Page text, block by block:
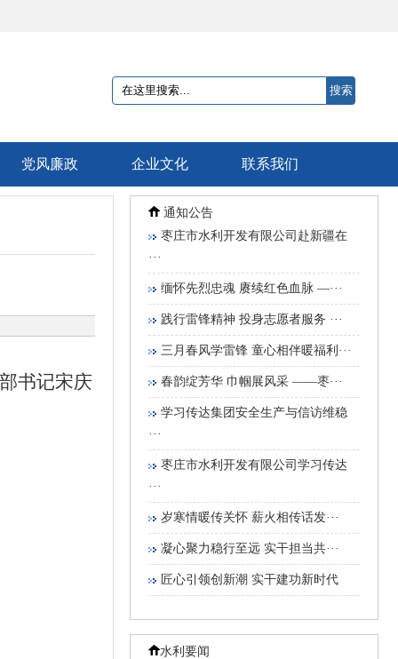
搜索
党风廉政 企业文化 联系我们
书记宋庆
通知公告
枣庄市水利开发有限公司赴新疆在
···
缅怀先烈忠魂 赓续红色血脉 —···
践行雷锋精神 投身志愿者服务 ···
三月春风学雷锋 童心相伴暖福利···
春韵绽芳华 巾帼展风采 ——枣···
学习传达集团安全生产与信访维稳
···
枣庄市水利开发有限公司学习传达
···
岁寒情暖传关怀 薪火相传话发···
凝心聚力稳行至远 实干担当共···
匠心引领创新潮 实干建功新时代
水利要闻